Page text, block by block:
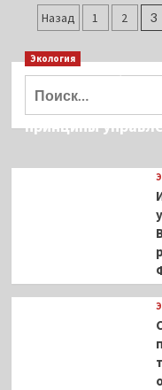
для
проверки
привлекли
Пагинация
записей
Назад 1 2 3
Экология
Дмитрий
возможность
принципы